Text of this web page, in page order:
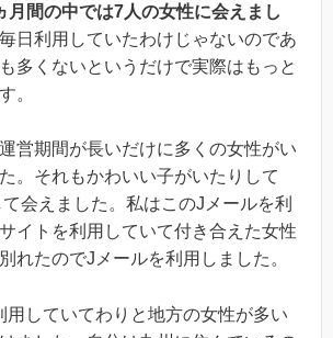
月間の中では7人の女性に会えまし
日利用していたわけじゃないのであ
多くないというだけで実際はもっと
。
営期間が長いだけに多くの女性がい
。それもかわいい子がいたりして
会えました。私はこのJメールを利
イトを利用していて付き合えた女性
れたのでJメールを利用しました。
用していてわりと地方の女性が多い